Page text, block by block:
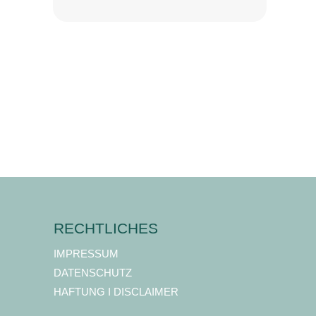
RECHTLICHES
IMPRESSUM
DATENSCHUTZ
HAFTUNG I DISCLAIMER